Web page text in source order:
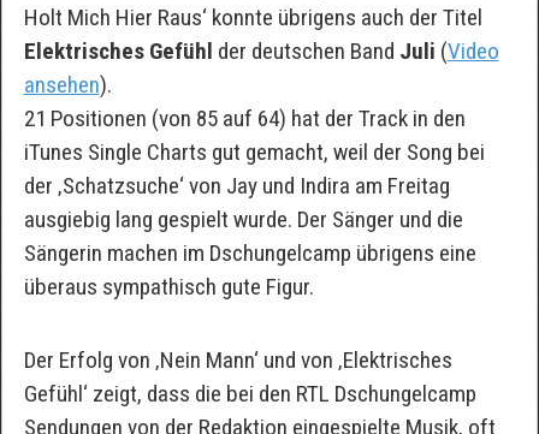
Holt Mich Hier Raus‘ konnte übrigens auch der Titel
Elektrisches Gefühl der deutschen Band Juli (Video
ansehen).
21 Positionen (von 85 auf 64) hat der Track in den
iTunes Single Charts gut gemacht, weil der Song bei
der ‚Schatzsuche‘ von Jay und Indira am Freitag
ausgiebig lang gespielt wurde. Der Sänger und die
Sängerin machen im Dschungelcamp übrigens eine
überaus sympathisch gute Figur.
Der Erfolg von ‚Nein Mann‘ und von ‚Elektrisches
Gefühl‘ zeigt, dass die bei den RTL Dschungelcamp
Sendungen von der Redaktion eingespielte Musik, oft